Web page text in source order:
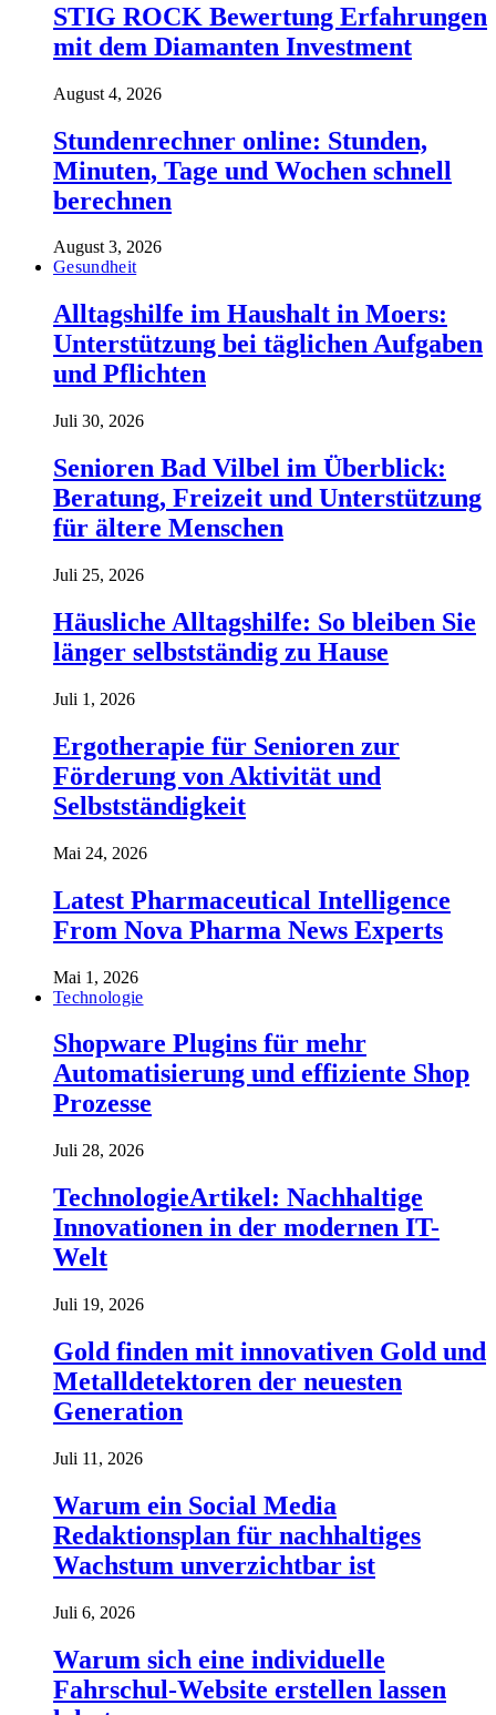
STIG ROCK Bewertung Erfahrungen
mit dem Diamanten Investment
August 4, 2026
Stundenrechner online: Stunden,
Minuten, Tage und Wochen schnell
berechnen
August 3, 2026
Gesundheit
Alltagshilfe im Haushalt in Moers:
Unterstützung bei täglichen Aufgaben
und Pflichten
Juli 30, 2026
Senioren Bad Vilbel im Überblick:
Beratung, Freizeit und Unterstützung
für ältere Menschen
Juli 25, 2026
Häusliche Alltagshilfe: So bleiben Sie
länger selbstständig zu Hause
Juli 1, 2026
Ergotherapie für Senioren zur
Förderung von Aktivität und
Selbstständigkeit
Mai 24, 2026
Latest Pharmaceutical Intelligence
From Nova Pharma News Experts
Mai 1, 2026
Technologie
Shopware Plugins für mehr
Automatisierung und effiziente Shop
Prozesse
Juli 28, 2026
TechnologieArtikel: Nachhaltige
Innovationen in der modernen IT-
Welt
Juli 19, 2026
Gold finden mit innovativen Gold und
Metalldetektoren der neuesten
Generation
Juli 11, 2026
Warum ein Social Media
Redaktionsplan für nachhaltiges
Wachstum unverzichtbar ist
Juli 6, 2026
Warum sich eine individuelle
Fahrschul-Website erstellen lassen